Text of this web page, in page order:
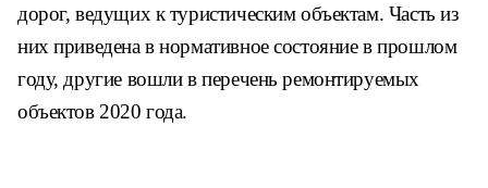
дорог, ведущих к туристическим объектам. Часть из
них приведена в нормативное состояние в прошлом
году, другие вошли в перечень ремонтируемых
объектов 2020 года.